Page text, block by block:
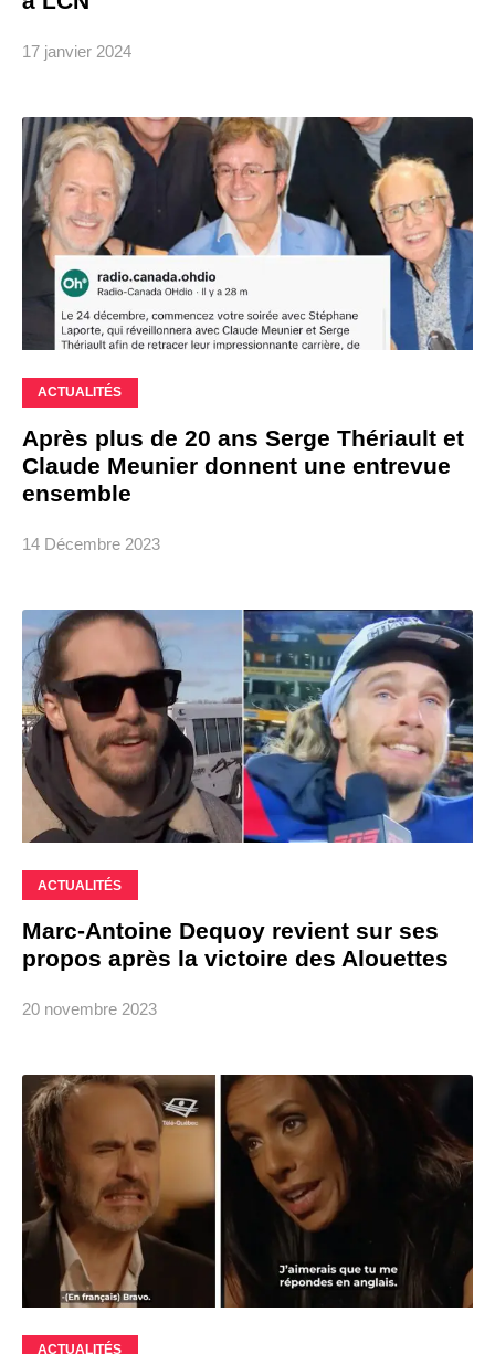
17 janvier 2024
ACTUALITÉS
Après plus de 20 ans Serge Thériault et
Claude Meunier donnent une entrevue
ensemble
14 Décembre 2023
ACTUALITÉS
Marc-Antoine Dequoy revient sur ses
propos après la victoire des Alouettes
20 novembre 2023
ACTUALITÉS